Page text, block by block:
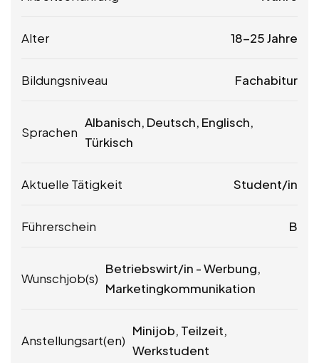
Alter 18-25 Jahre
Bildungsniveau Fachabitur
Sprachen
Albanisch, Deutsch, Englisch,
Türkisch
Aktuelle Tätigkeit Student/in
Führerschein B
Wunschjob(s)
Betriebswirt/in - Werbung,
Marketingkommunikation
Anstellungsart(en)
Minijob, Teilzeit,
Werkstudent